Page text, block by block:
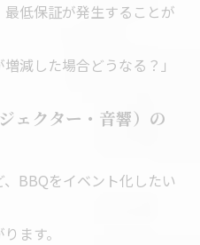
低保証が発生することが
減した場合どうなる？」
ェクター・音響）の
BBQをイベント化したい
ます。